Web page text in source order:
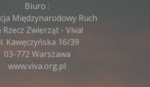
Biuro :
Międzynarodowy Ruch
Rzecz Zwierząt - Viva!
Kawęczyńska 16/39
03-772 Warszawa
www.viva.org.pl